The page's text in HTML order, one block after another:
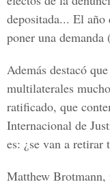
depositada... El año
poner una
Además destacó
multilaterales
ratificado, que
Internacional de
es: ¿se van a retirar
Matthew Brotmann,